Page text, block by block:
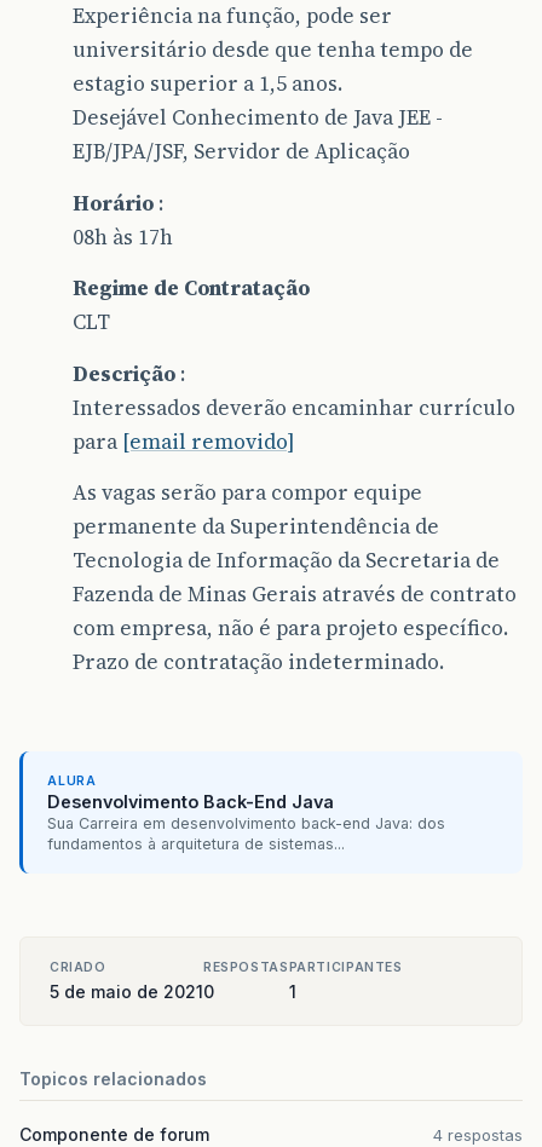
Experiência na função, pode ser
universitário desde que tenha tempo de
estagio superior a 1,5 anos.
Desejável Conhecimento de Java JEE -
EJB/JPA/JSF, Servidor de Aplicação
Horário :
08h às 17h
Regime de Contratação
CLT
Descrição :
Interessados deverão encaminhar currículo
para [email removido]
As vagas serão para compor equipe
permanente da Superintendência de
Tecnologia de Informação da Secretaria de
Fazenda de Minas Gerais através de contrato
com empresa, não é para projeto específico.
Prazo de contratação indeterminado.
ALURA
Desenvolvimento Back-End Java
Sua Carreira em desenvolvimento back-end Java: dos
fundamentos à arquitetura de sistemas...
CRIADO
5 de maio de 2021
RESPOSTAS
0
PARTICIPANTES
1
Topicos relacionados
Componente de forum 4 respostas